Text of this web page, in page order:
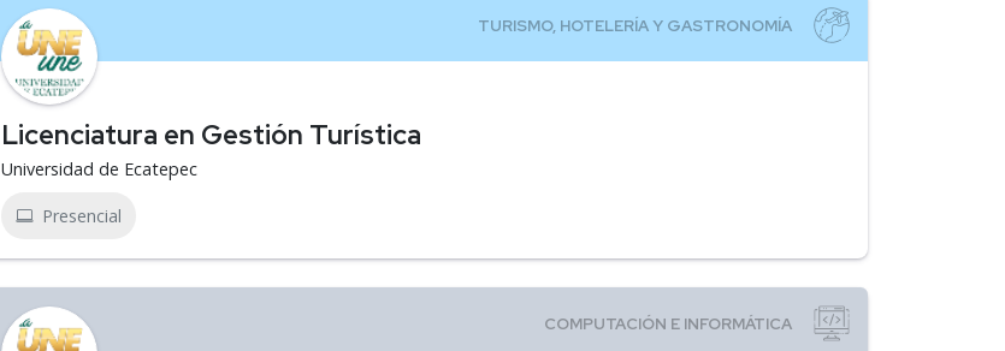
Licenciatura en Gestión Turística
Universidad de Ecatepec
Presencial